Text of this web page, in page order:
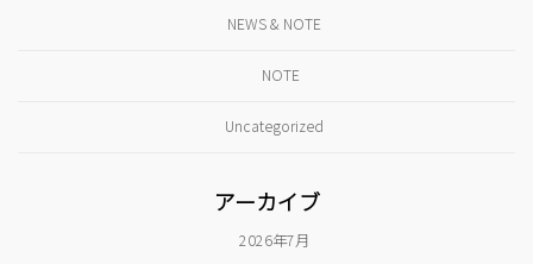
NEWS & NOTE
NOTE
Uncategorized
アーカイブ
2026年7月